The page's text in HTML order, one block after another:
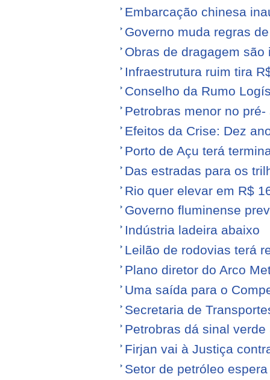
Embarcação chinesa
Governo muda regras
Obras de dragagem
Infraestrutura ruim tira
Conselho da Rumo
Petrobras menor no pré-
Efeitos da Crise: Dez
Porto de Açu terá
Das estradas para os
Rio quer elevar em R$
Governo fluminense
Indústria ladeira abaixo
Leilão de rodovias terá
Plano diretor do Arco
Uma saída para o
Secretaria de
Petrobras dá sinal
Firjan vai à Justiça
Setor de petróleo